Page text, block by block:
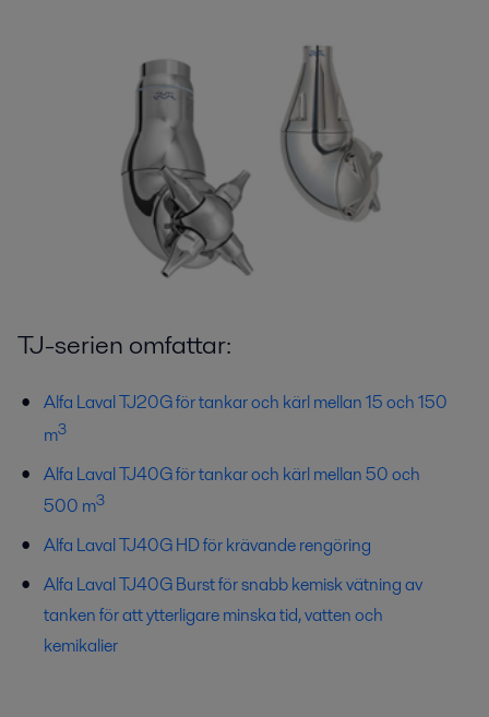
TJ-serien omfattar:
Alfa Laval TJ20G för tankar och kärl mellan 15 och 150
m3
Alfa Laval TJ40G för tankar och kärl mellan 50 och
500 m3
Alfa Laval TJ40G HD för krävande rengöring
Alfa Laval TJ40G Burst för snabb kemisk vätning av
tanken för att ytterligare minska tid, vatten och
kemikalier